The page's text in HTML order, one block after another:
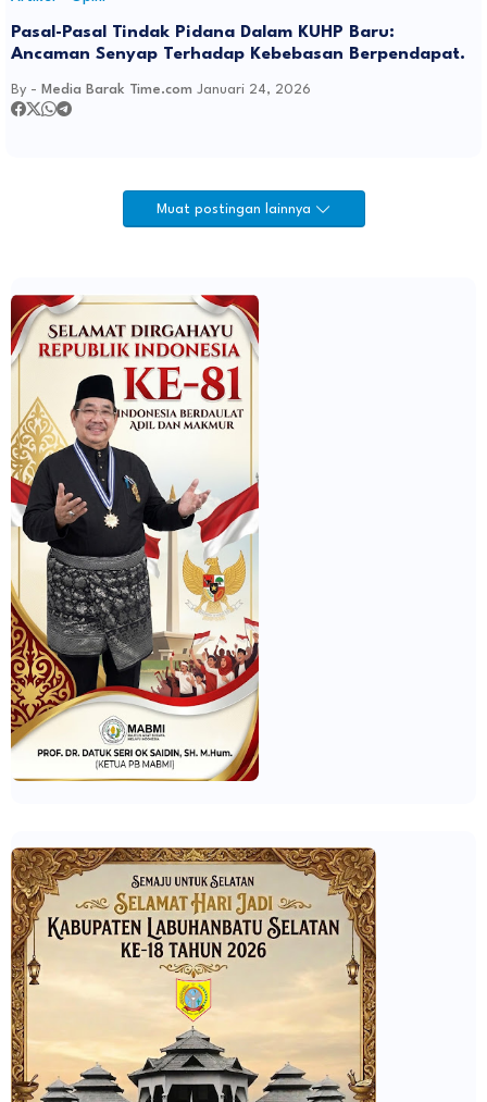
Pasal-Pasal Tindak Pidana Dalam KUHP Baru:
Ancaman Senyap Terhadap Kebebasan Berpendapat.
By - Media Barak Time.com Januari 24, 2026
Muat postingan lainnya